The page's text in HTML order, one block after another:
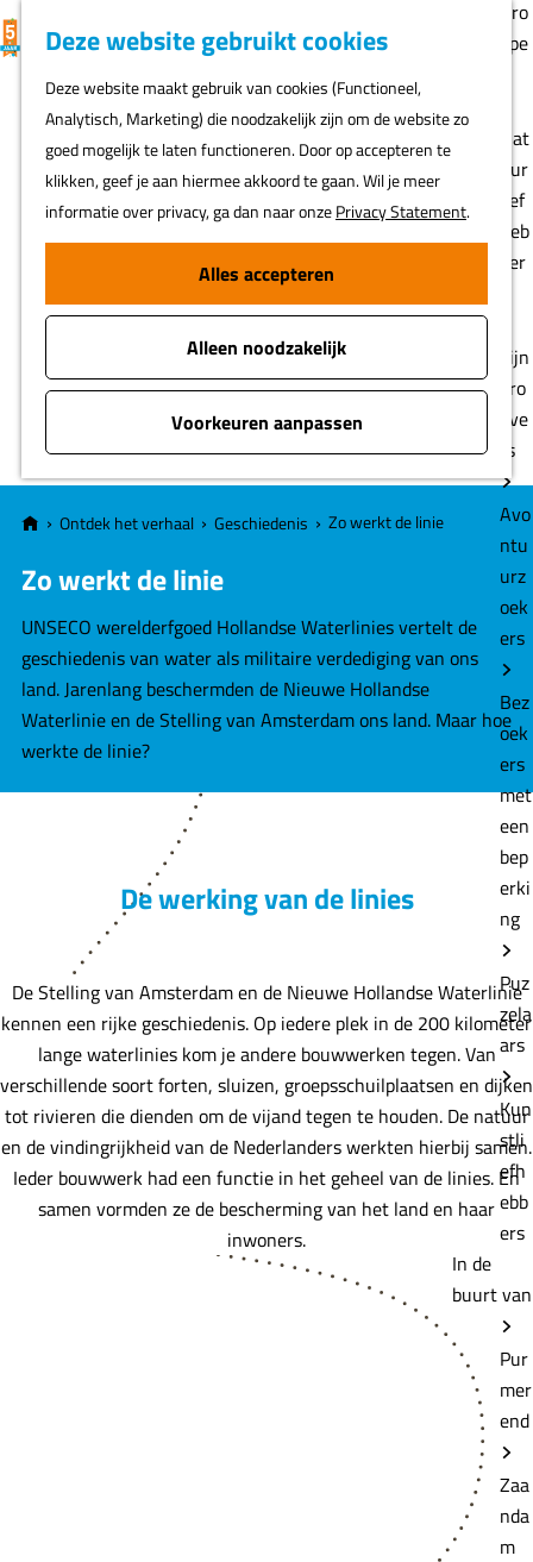
Deze website gebruikt cookies
Deze website maakt gebruik van cookies (Functioneel,
Analytisch, Marketing) die noodzakelijk zijn om de website zo
goed mogelijk te laten functioneren. Door op accepteren te
klikken, geef je aan hiermee akkoord te gaan. Wil je meer
informatie over privacy, ga dan naar onzePrivacy Statement.
Alles accepteren
Alleen noodzakelijk
Voorkeuren aanpassen
F
v
o
r
i
e
t
e
n
K
a
r
t
Z
e
k
e
n
MENU
Gro
epe
Nat
uur
lief
heb
ber
Fijn
pro
eve
rs
Avo
ntu
urz
oek
ers
Bez
oek
ers
met
een
bep
erki
ng
Puz
zela
ars
Kun
stli
efh
ebb
ers
In de
buurt van
Pur
mer
end
Zaa
nda
m
Ontdek het verhaal Geschiedenis Zo werkt de linie
Zo werkt de linie
UNSECO werelderfgoed Hollandse Waterlinies vertelt de
geschiedenis van water als militaire verdediging van ons
land. Jarenlang beschermden de Nieuwe Hollandse
Waterlinie en de Stelling van Amsterdam ons land. Maar hoe
werkte de linie?
De werking van de linies
De Stelling van Amsterdam en de Nieuwe Hollandse Waterlinie
kennen een rijke geschiedenis. Op iedere plek in de 200 kilometer
lange waterlinies kom je andere bouwwerken tegen. Van
verschillende soort forten, sluizen, groepsschuilplaatsen en dijken
tot rivieren die dienden om de vijand tegen te houden. De natuur
en de vindingrijkheid van de Nederlanders werkten hierbij samen.
Ieder bouwwerk had een functie in het geheel van de linies. En
samen vormden ze de bescherming van het land en haar
inwoners.